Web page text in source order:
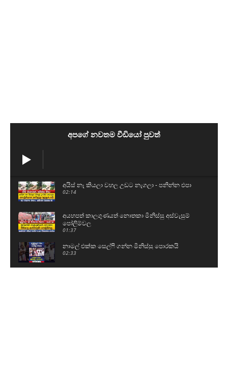
අපගේ නවතම වීඩියෝ පුවත්
අයිස් නෑ කියලා වහල උඩට නැගලා - පනින්න එපා
02:14
අයහපත් කාලගුණයත් නොතකා මිනිස්සු අස්වැසුම්
පෝලිම්වල
01:37
නාමල් එක්ක සෙල්ෆි ගන්න මිනිස්සු පොරකයි
02:33